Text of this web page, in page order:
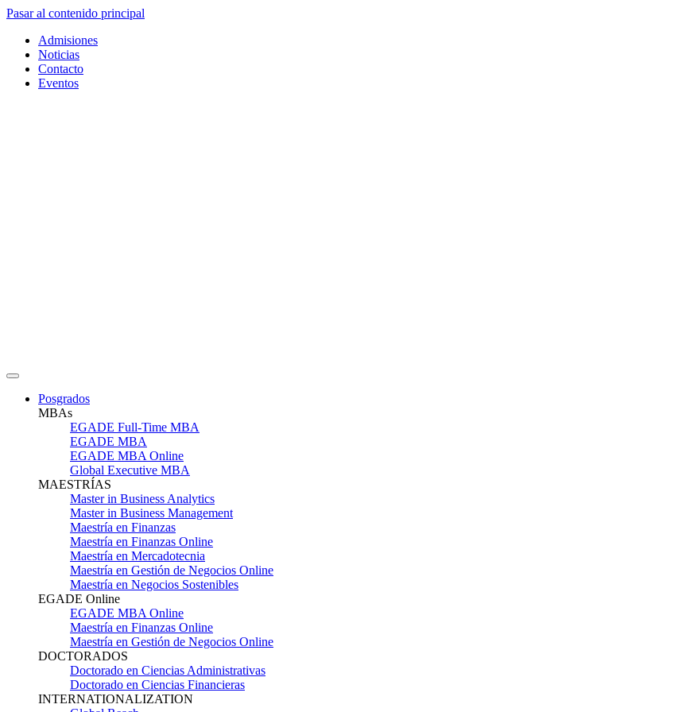
Pasar al contenido principal
Admisiones
Noticias
Contacto
Eventos
Posgrados
MBAs
EGADE Full-Time MBA
EGADE MBA
EGADE MBA Online
Global Executive MBA
MAESTRÍAS
Master in Business Analytics
Master in Business Management
Maestría en Finanzas
Maestría en Finanzas Online
Maestría en Mercadotecnia
Maestría en Gestión de Negocios Online
Maestría en Negocios Sostenibles
EGADE Online
EGADE MBA Online
Maestría en Finanzas Online
Maestría en Gestión de Negocios Online
DOCTORADOS
Doctorado en Ciencias Administrativas
Doctorado en Ciencias Financieras
INTERNATIONALIZATION